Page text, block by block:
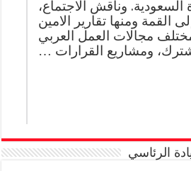
وناقش الاجتماع،
القمة ومنها تقارير الامين
مجالات العمل العربي
ومشاريع القرارات …
الرئاسي